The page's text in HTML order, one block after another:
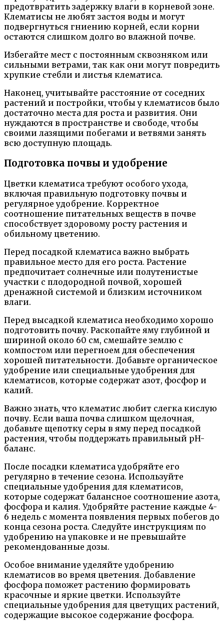
предотвратить задержку влаги в корневой зоне.
Клематисы не любят застоя воды и могут
подвергнуться гниению корней, если корни
остаются слишком долго во влажной почве.
Избегайте мест с постоянным сквозняком или
сильными ветрами, так как они могут повредить
хрупкие стебли и листья клематиса.
Наконец, учитывайте расстояние от соседних
растений и постройки, чтобы у клематисов было
достаточно места для роста и развития. Они
нуждаются в пространстве и свободе, чтобы
своими лазящими побегами и ветвями занять
всю доступную площадь.
Подготовка почвы и удобрение
Цветки клематиса требуют особого ухода,
включая правильную подготовку почвы и
регулярное удобрение. Корректное
соотношение питательных веществ в почве
способствует здоровому росту растения и
обильному цветению.
Перед посадкой клематиса важно выбрать
правильное место для его роста. Растение
предпочитает солнечные или полутенистые
участки с плодородной почвой, хорошей
дренажной системой и близким источником
влаги.
Перед высадкой клематиса необходимо хорошо
подготовить почву. Раскопайте яму глубиной и
шириной около 60 см, смешайте землю с
компостом или перегноем для обеспечения
хорошей питательности. Добавьте органическое
удобрение или специальные удобрения для
клематисов, которые содержат азот, фосфор и
калий.
Важно знать, что клематис любит слегка кислую
почву. Если ваша почва слишком щелочная,
добавьте щепотку серы в яму перед посадкой
растения, чтобы поддержать правильный pH-
баланс.
После посадки клематиса удобряйте его
регулярно в течение сезона. Используйте
специальные удобрения для клематисов,
которые содержат балансное соотношение азота,
фосфора и калия. Удобряйте растение каждые 4-
6 недель с момента появления первых побегов до
конца сезона роста. Следуйте инструкциям по
удобрению на упаковке и не превышайте
рекомендованные дозы.
Особое внимание уделяйте удобрению
клематисов во время цветения. Добавление
фосфора поможет растению формировать
красочные и яркие цветки. Используйте
специальные удобрения для цветущих растений,
содержащие высокое содержание фосфора.